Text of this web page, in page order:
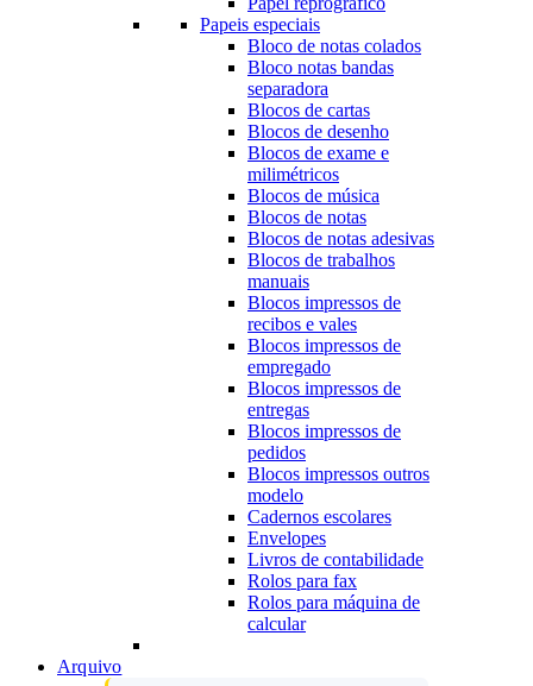
Papeis especiais
Bloco de notas colados
Bloco notas bandas
separadora
Blocos de cartas
Blocos de desenho
Blocos de exame e
milimétricos
Blocos de música
Blocos de notas
Blocos de notas adesivas
Blocos de trabalhos
manuais
Blocos impressos de
recibos e vales
Blocos impressos de
empregado
Blocos impressos de
entregas
Blocos impressos de
pedidos
Blocos impressos outros
modelo
Cadernos escolares
Envelopes
Livros de contabilidade
Rolos para fax
Rolos para máquina de
calcular
Arquivo